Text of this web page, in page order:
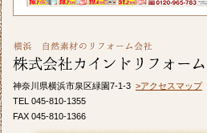
皆さま、こんにちは。晴れ間の少ない日が
をアップ致しましたのでご覧ください。カ
インドリフォームではお見積り・ご相談を
無料で行っております。お気軽にお問い合
わせください。
神奈川県横浜市泉区緑園7-1-3 >アクセスマップ
TEL 045-810-1355
FAX 045-810-1366